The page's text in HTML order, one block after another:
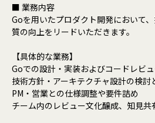
■ 業務内容
Goを用いたプロダクト開発において
質の向上をリードいただきます。
【具体的な業務】
Goでの設計・実装およびコードレビ
技術方針・アーキテクチャ設計の検討
PM・営業との仕様調整や要件詰め
チーム内のレビュー文化醸成、知見共